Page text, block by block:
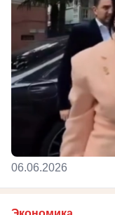
06.06.2026